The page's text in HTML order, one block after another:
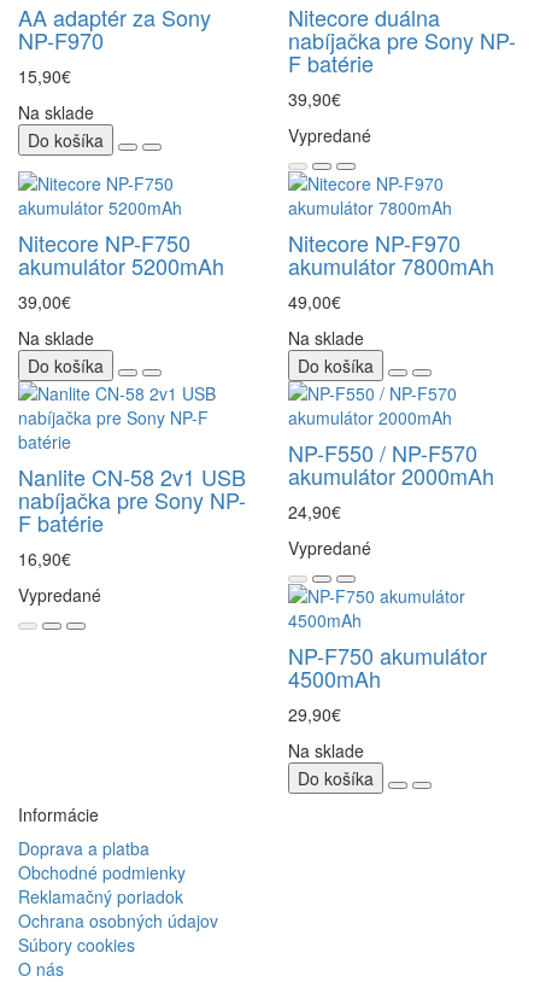
AA adaptér za Sony
NP-F970
15,90€
Na sklade
Do košíka
Nitecore duálna
nabíjačka pre Sony NP-
F batérie
39,90€
Vypredané
Nitecore NP-F750
akumulátor 5200mAh
39,00€
Na sklade
Do košíka
Nitecore NP-F970
akumulátor 7800mAh
49,00€
Na sklade
Do košíka
Nanlite CN-58 2v1 USB
nabíjačka pre Sony NP-
F batérie
16,90€
Vypredané
NP-F550 / NP-F570
akumulátor 2000mAh
24,90€
Vypredané
NP-F750 akumulátor
4500mAh
29,90€
Na sklade
Do košíka
Informácie
Doprava a platba
Obchodné podmienky
Reklamačný poriadok
Ochrana osobných údajov
Súbory cookies
O nás